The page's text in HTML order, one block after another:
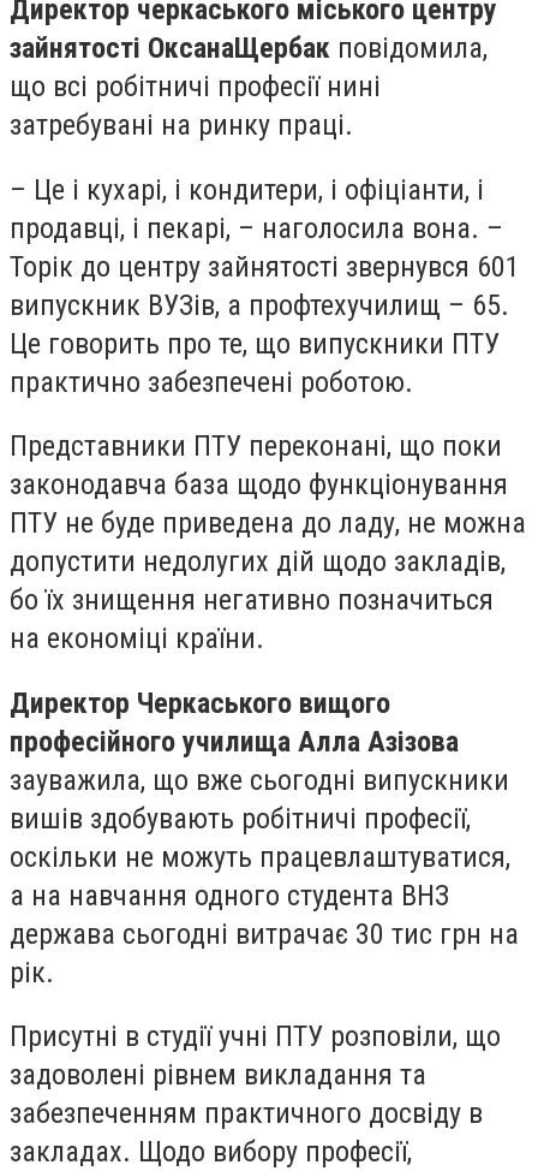
Директор черкаського міського центру
зайнятості ОксанаЩербак повідомила,
що всі робітничі професії нині
затребувані на ринку праці.
– Це і кухарі, і кондитери, і офіціанти, і
продавці, і пекарі, – наголосила вона. –
Торік до центру зайнятості звернувся 601
випускник ВУЗів, а профтехучилищ – 65.
Це говорить про те, що випускники ПТУ
практично забезпечені роботою.
Представники ПТУ переконані, що поки
законодавча база щодо функціонування
ПТУ не буде приведена до ладу, не можна
допустити недолугих дій щодо закладів,
бо їх знищення негативно позначиться
на економіці країни.
Директор Черкаського вищого
професійного училища Алла Азізова
зауважила, що вже сьогодні випускники
вишів здобувають робітничі професії,
оскільки не можуть працевлаштуватися,
а на навчання одного студента ВНЗ
держава сьогодні витрачає 30 тис грн на
рік.
Присутні в студії учні ПТУ розповіли, що
задоволені рівнем викладання та
забезпеченням практичного досвіду в
закладах. Щодо вибору професії,